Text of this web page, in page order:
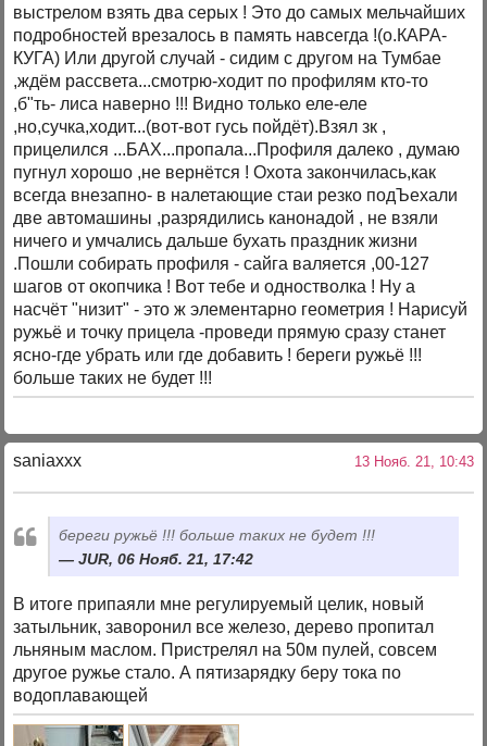
выстрелом взять два серых ! Это до самых мельчайших
подробностей врезалось в память навсегда !(о.КАРА-
КУГА) Или другой случай - сидим с другом на Тумбае
,ждём рассвета...смотрю-ходит по профилям кто-то
,б"ть- лиса наверно !!! Видно только еле-еле
,но,сучка,ходит...(вот-вот гусь пойдёт).Взял зк ,
прицелился ...БАХ...пропала...Профиля далеко , думаю
пугнул хорошо ,не вернётся ! Охота закончилась,как
всегда внезапно- в налетающие стаи резко подЪехали
две автомашины ,разрядились канонадой , не взяли
ничего и умчались дальше бухать праздник жизни
.Пошли собирать профиля - сайга валяется ,00-127
шагов от окопчика ! Вот тебе и одностволка ! Ну а
насчёт "низит" - это ж элементарно геометрия ! Нарисуй
ружьё и точку прицела -проведи прямую сразу станет
ясно-где убрать или где добавить ! береги ружьё !!!
больше таких не будет !!!
saniaxxx 13 Нояб. 21, 10:43
береги ружьё !!! больше таких не будет !!!
JUR, 06 Нояб. 21, 17:42
В итоге припаяли мне регулируемый целик, новый
затыльник, заворонил все железо, дерево пропитал
льняным маслом. Пристрелял на 50м пулей, совсем
другое ружье стало. А пятизарядку беру тока по
водоплавающей